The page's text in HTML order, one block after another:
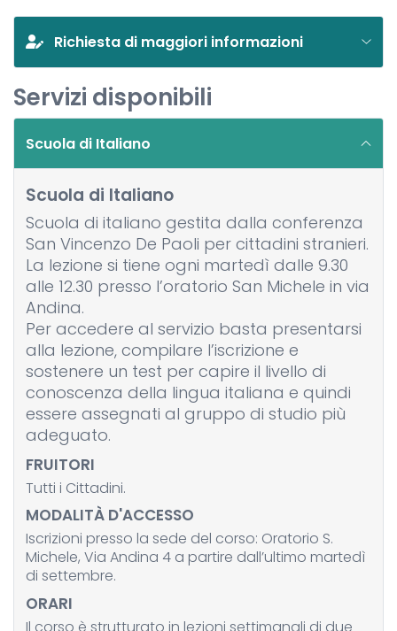
Richiesta di maggiori informazioni
Servizi disponibili
Scuola di Italiano
Scuola di Italiano
Scuola di italiano gestita dalla conferenza
San Vincenzo De Paoli per cittadini stranieri.
La lezione si tiene ogni martedì dalle 9.30
alle 12.30 presso l’oratorio San Michele in via
Andina.
Per accedere al servizio basta presentarsi
alla lezione, compilare l’iscrizione e
sostenere un test per capire il livello di
conoscenza della lingua italiana e quindi
essere assegnati al gruppo di studio più
adeguato.
FRUITORI
Tutti i Cittadini.
MODALITÀ D'ACCESSO
Iscrizioni presso la sede del corso: Oratorio S.
Michele, Via Andina 4 a partire dall’ultimo martedì
di settembre.
ORARI
Il corso è strutturato in lezioni settimanali di due